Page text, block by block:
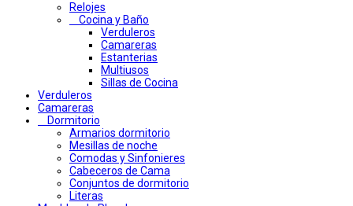
Relojes
Cocina y Baño
Verduleros
Camareras
Estanterias
Multiusos
Sillas de Cocina
Verduleros
Camareras
Dormitorio
Armarios dormitorio
Mesillas de noche
Comodas y Sinfonieres
Cabeceros de Cama
Conjuntos de dormitorio
Literas